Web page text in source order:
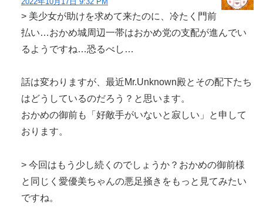
> 美少女が助けを求めて来たのに、冷たく門前
払い…おかめ城周辺一帯はおかめ党の支配が進んでい
るようですね…恐るべし…
話は変わりますが、最近Mr.Unknown殿とその配下たち
はどうしているのだろう？と思います。
おかめの御前も「好敵手がいないと寂しい」と申して
おります。
> 今回はもう少し続くのでしょうか？おかめの御前様
と同じく愛優美ちゃんの悪足掻きをもっと見てみたい
ですね。